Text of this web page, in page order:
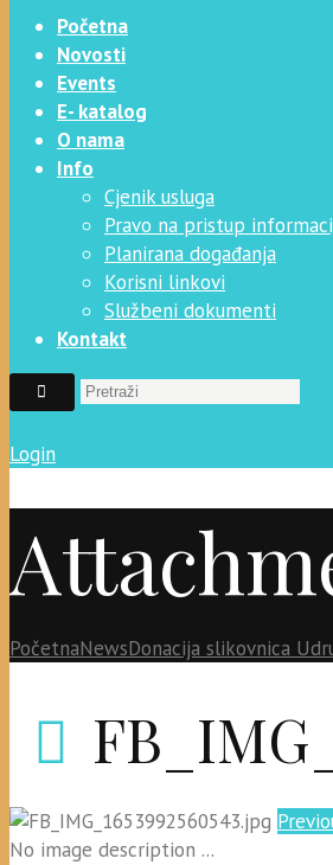
Početna
Novosti
Events
E- katalog
O nama
Info
Cjenik usluga
Pravo na pristup
Planirana događanja
Korisni linkovi
Službeni dokumenti
Kontakt
Login
PočetnaNewsDonacija slikovnica
No image description ...